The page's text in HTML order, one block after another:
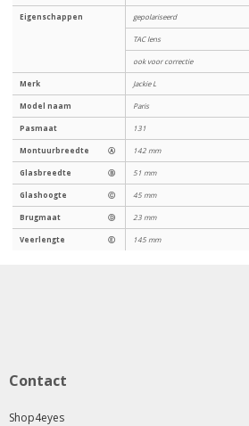
Eigenschappen gepolariseerd
TAC lens
ook voor correctie
Merk Jackie L
Model naam Paris
Pasmaat 131
Montuurbreedte Ⓐ 142 mm
Glasbreedte Ⓑ 51 mm
Glashoogte Ⓒ 45 mm
Brugmaat Ⓓ 23 mm
Veerlengte Ⓔ 145 mm
Contact
Shop4eyes